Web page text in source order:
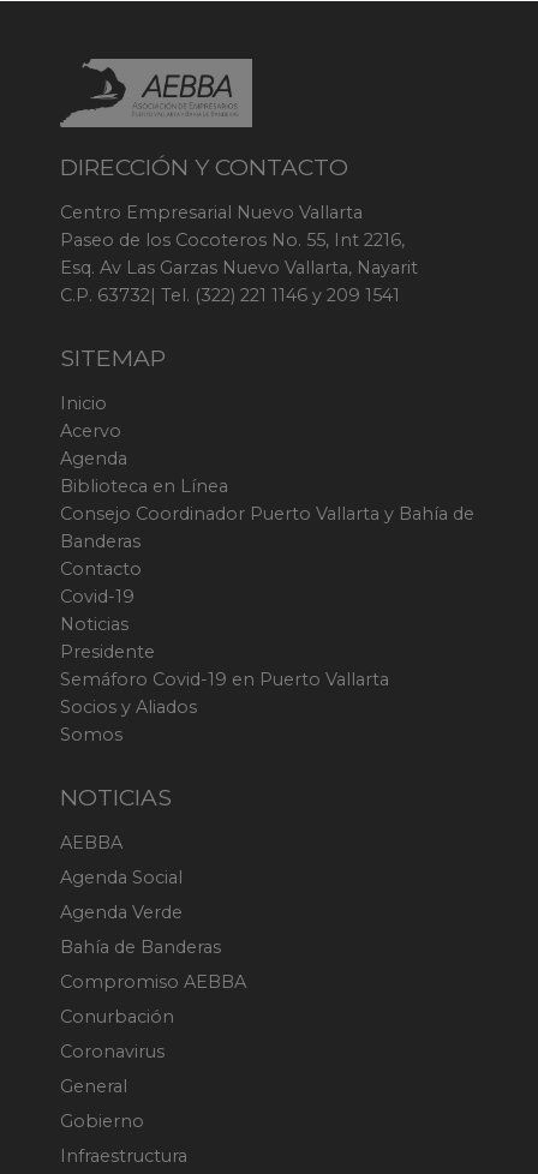
DIRECCIÓN Y CONTACTO
Centro Empresarial Nuevo Vallarta
Paseo de los Cocoteros No. 55, Int 2216,
Esq. Av Las Garzas Nuevo Vallarta, Nayarit
C.P. 63732| Tel. (322) 221 1146 y 209 1541
SITEMAP
Inicio
Acervo
Agenda
Biblioteca en Línea
Consejo Coordinador Puerto Vallarta y Bahía de
Banderas
Contacto
Covid-19
Noticias
Presidente
Semáforo Covid-19 en Puerto Vallarta
Socios y Aliados
Somos
NOTICIAS
AEBBA
Agenda Social
Agenda Verde
Bahía de Banderas
Compromiso AEBBA
Conurbación
Coronavirus
General
Gobierno
Infraestructura